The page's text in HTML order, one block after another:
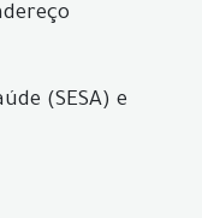
(SESA) e